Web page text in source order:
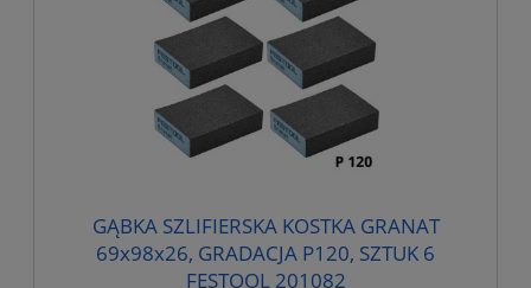
GĄBKA SZLIFIERSKA KOSTKA GRANAT
69x98x26, GRADACJA P120, SZTUK 6
FESTOOL 201082